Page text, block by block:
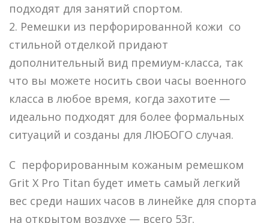
подходят для занятий спортом.
2. Ремешки из перфорированной кожи со
стильной отделкой придают
дополнительный вид премиум-класса, так
что вы можете носить свои часы военного
класса в любое время, когда захотите —
идеально подходят для более формальных
ситуаций и созданы для ЛЮБОГО случая.
С перфорированным кожаным ремешком
Grit X Pro Titan будет иметь самый легкий
вес среди наших часов в линейке для спорта
на открытом воздухе — всего 53г.